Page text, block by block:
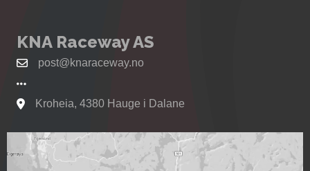
KNA Raceway AS
post@knaraceway.no
Se kart til Motorcenter Norway i Sokndal
Kroheia, 4380 Hauge i Dalane